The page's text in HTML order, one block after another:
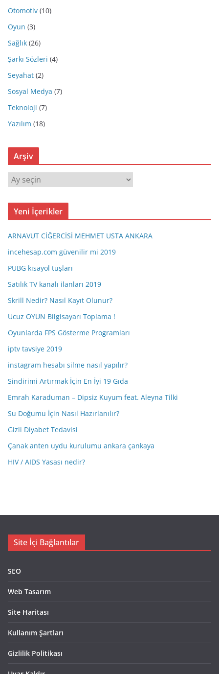
Otomotiv (10)
Oyun (3)
Sağlık (26)
Şarkı Sözleri (4)
Seyahat (2)
Sosyal Medya (7)
Teknoloji (7)
Yazılım (18)
Arşiv
ş
Yeni İçerikler
ARNAVUT CİĞERCİSİ MEHMET USTA ANKARA
incehesap.com güvenilir mi 2019
PUBG kısayol tuşları
Satılık TV kanalı ilanları 2019
Skrill Nedir? Nasıl Kayıt Olunur?
Ucuz OYUN Bilgisayarı Toplama !
Oyunlarda FPS Gösterme Programları
iptv tavsiye 2019
instagram hesabı silme nasıl yapılır?
Sindirimi Artırmak İçin En İyi 19 Gıda
Emrah Karaduman – Dipsiz Kuyum feat. Aleyna Tilki
Su Doğumu İçin Nasıl Hazırlanılır?
Gizli Diyabet Tedavisi
Çanak anten uydu kurulumu ankara çankaya
HIV / AIDS Yasası nedir?
Site İçi Bağlantılar
SEO
Web Tasarım
Site Haritası
Kullanım Şartları
Gizlilik Politikası